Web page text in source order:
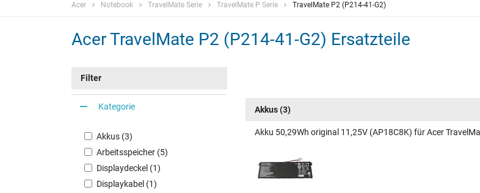
Acer Notebook TravelMate Serie TravelMate P Serie TravelMate P2 (P214-41-G2)
Acer TravelMate P2 (P214-41-G2) Ersatzteile
Filter
Kategorie
Akkus (3)
Arbeitsspeicher (5)
Displaydeckel (1)
Displaykabel (1)
Akkus(3)
Akku 50,29Wh original 11,25V (AP18C8K) für Acer